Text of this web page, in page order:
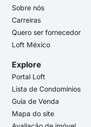
Sobre nós
Carreiras
Quero ser fornecedor
Loft México
Explore
Portal Loft
Lista de Condomínios
Guia de Venda
Mapa do site